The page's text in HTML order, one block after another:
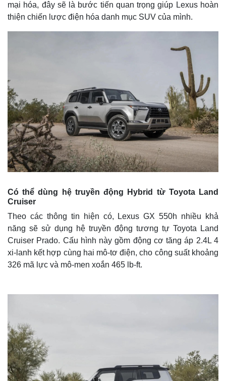
mại hóa, đây sẽ là bước tiến quan trọng giúp Lexus hoàn
thiện chiến lược điện hóa danh mục SUV của mình.
Có thể dùng hệ truyền động Hybrid từ Toyota Land
Cruiser
Theo các thông tin hiện có, Lexus GX 550h nhiều khả
năng sẽ sử dụng hệ truyền động tương tự Toyota Land
Cruiser Prado. Cấu hình này gồm động cơ tăng áp 2.4L 4
xi-lanh kết hợp cùng hai mô-tơ điện, cho công suất khoảng
326 mã lực và mô-men xoắn 465 lb-ft.